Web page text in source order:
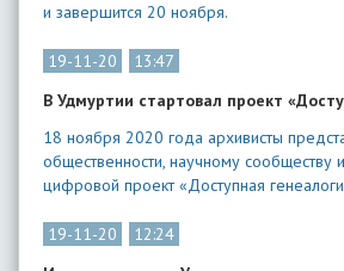
и завершится 20 ноября.
19-11-20
13:47
В Удмуртии стартовал проект
18 ноября 2020 года архивисты
общественности, научному сообществу
цифровой проект «Доступная
19-11-20
12:24